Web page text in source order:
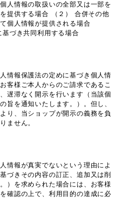
人情報の取扱いの全部又は一部を
提供する場合 （２） 合併その他
個人情報が提供される場合
基づき共同利用する場合
情報保護法の定めに基づき個人情
客様ご本人からのご請求であるこ
遅滞なく開示を行います（当該個
旨を通知いたします。）。但し、
り、当ショップが開示の義務を負
ません。
情報が真実でないという理由によ
づきその内容の訂正、追加又は削
）を求められた場合には、お客様
確認の上で、利用目的の達成に必